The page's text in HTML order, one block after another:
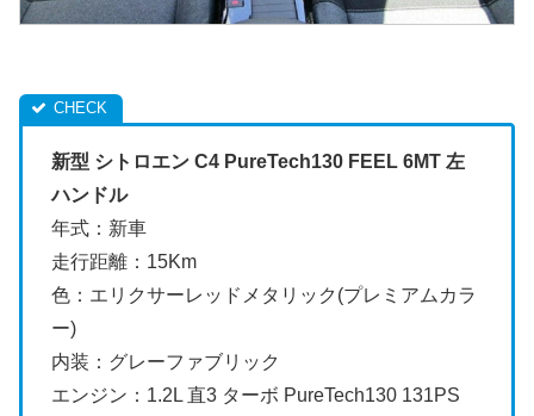
新型 シトロエン C4 PureTech130 FEEL 6MT 左
ハンドル
年式：新車
走行距離：15Km
色：エリクサーレッドメタリック(プレミアムカラ
ー)
内装：グレーファブリック
エンジン：1.2L 直3 ターボ PureTech130 131PS